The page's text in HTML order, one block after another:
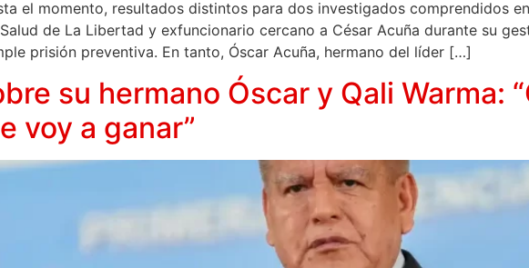
el momento, resultados distintos para dos investigados comprendidos
de La Libertad y exfuncionario cercano a César Acuña durante su
prisión preventiva. En tanto, Óscar Acuña, hermano del líder […]
su hermano Óscar y Qali Warma:
voy a ganar”